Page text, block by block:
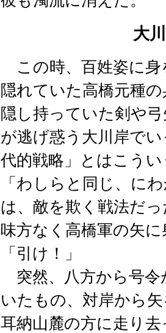
大
この時、百姓姿に身
隠れていた高橋元種
隠し持っていた剣や
が逃げ惑う大川岸で
代的戦略」とはこう
「わしらと同じ、に
は、敵を欺く戦法だ
味方なく高橋軍の矢
「引け！」
突然、八方から号令
いたもの、対岸から
耳納山麓の方に走り